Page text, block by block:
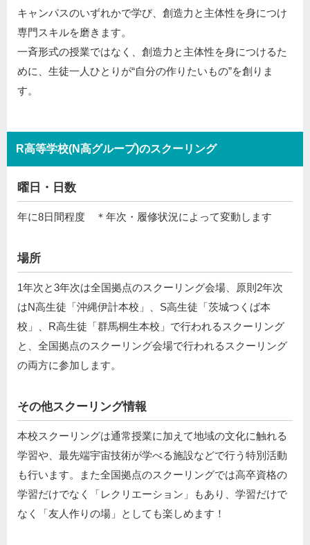
キャンパスのいずれかで学び、創造力と主体性を身につけ
専門スキルを磨きます。
一斉形式の授業ではなく、創造力と主体性を身につけるた
めに、生徒一人ひとりが“自分の作りたいもの”を創りま
す。
R高等学校(N高グループ)のスクーリング
曜日・日数
年に8日間程度 ＊年次・履修状況によって変動します
場所
1年次と3年次は全国拠点のスクーリング会場、原則2年次
はN高生徒「沖縄伊計本校」、S高生徒「茨城つくば本
校」、R高生徒「群馬桐生本校」で行われるスクーリング
と、全国拠点のスクーリング会場で⾏われるスクーリング
の両⽅に参加します。
その他スクーリング情報
本校スクーリングは通常授業に加えて地域の文化に触れる
学習や、最先端宇宙技術が学べる施設などで行う特別活動
も行います。また全国拠点のスクーリングでは高卒資格の
学習だけでなく「レクリエーション」もあり、学習だけで
なく「友人作りの場」としても楽しめます！